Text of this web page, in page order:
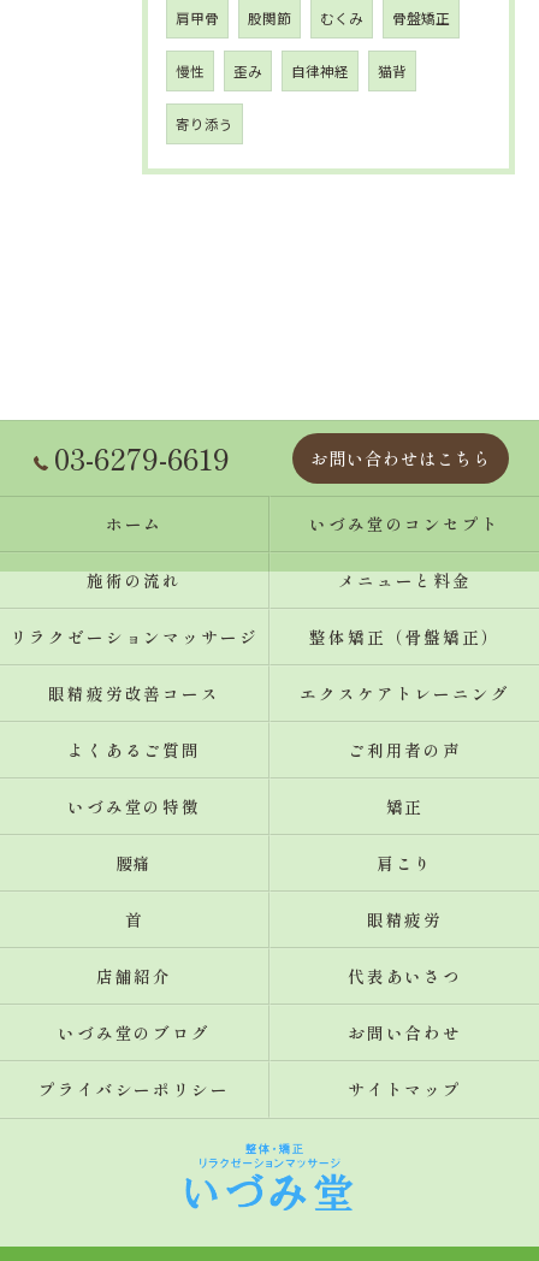
肩甲骨 股関節 むくみ 骨盤矯正
慢性 歪み 自律神経 猫背
寄り添う
03-6279-6619 お問い合わせはこちら
ホーム いづみ堂のコンセプト
施術の流れ メニューと料金
リラクゼーションマッサージ 整体矯正（骨盤矯正）
眼精疲労改善コース エクスケアトレーニング
よくあるご質問 ご利用者の声
いづみ堂の特徴 矯正
腰痛 肩こり
首 眼精疲労
店舗紹介 代表あいさつ
いづみ堂のブログ お問い合わせ
プライバシーポリシー サイトマップ